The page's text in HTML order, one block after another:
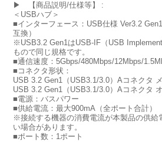
▶ 【商品説明/仕様等】
＜USBハブ＞
■インターフェース：USB仕様 Ver3.2
互換）
※USB3.2 Gen1はUSB-IF（USB
もので同じ規格です。
■通信速度：5Gbps/480Mbps/12Mbps/
■コネクタ形状：
USB 3.2 Gen1（USB3.1/3.0）Aコネクタ
USB 3.2 Gen1（USB3.1/3.0）Aコネクタ
■電源：バスパワー
■供給電流：最大900mA（全ポート合計）
※接続する機器の消費電流が本製品の供給
い場合があります。
■ポート数：1ポート